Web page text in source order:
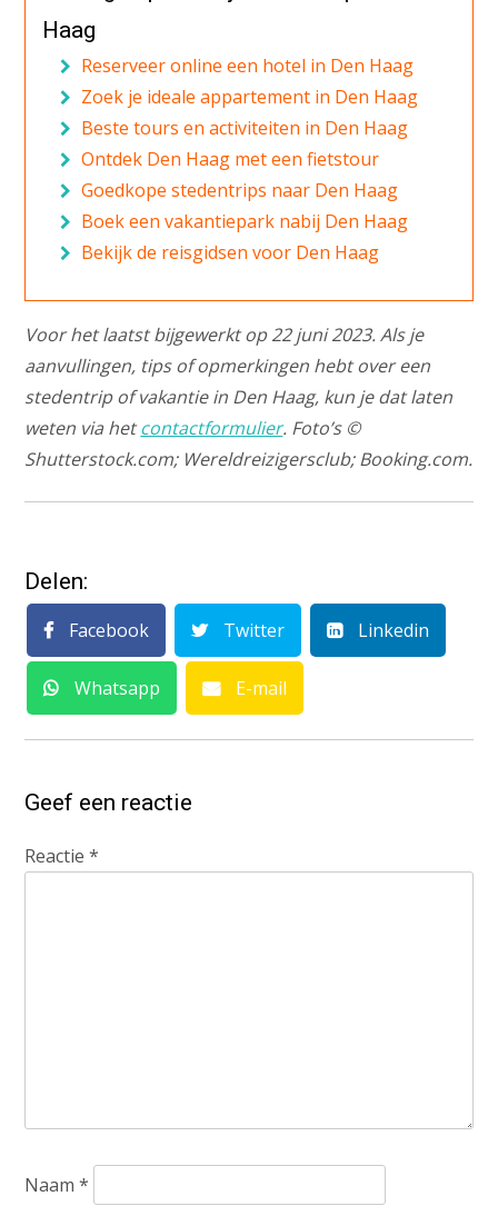
Haag
Reserveer online een hotel in Den Haag
Zoek je ideale appartement in Den Haag
Beste tours en activiteiten in Den Haag
Ontdek Den Haag met een fietstour
Goedkope stedentrips naar Den Haag
Boek een vakantiepark nabij Den Haag
Bekijk de reisgidsen voor Den Haag
Voor het laatst bijgewerkt op 22 juni 2023. Als je
aanvullingen, tips of opmerkingen hebt over een
stedentrip of vakantie in Den Haag, kun je dat laten
weten via hetcontactformulier. Foto’s ©
Shutterstock.com; Wereldreizigersclub; Booking.com.
Delen:
Facebook Twitter Linkedin
Whatsapp E-mail
Geef een reactie
Reactie*
Naam*